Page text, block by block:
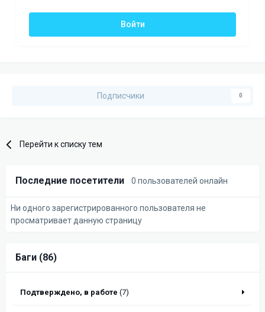
Войти
Подписчики 0
Перейти к списку тем
Последние посетители 0 пользователей онлайн
Ни одного зарегистрированного пользователя не
просматривает данную страницу
Баги (86)
Подтверждено, в работе (7)